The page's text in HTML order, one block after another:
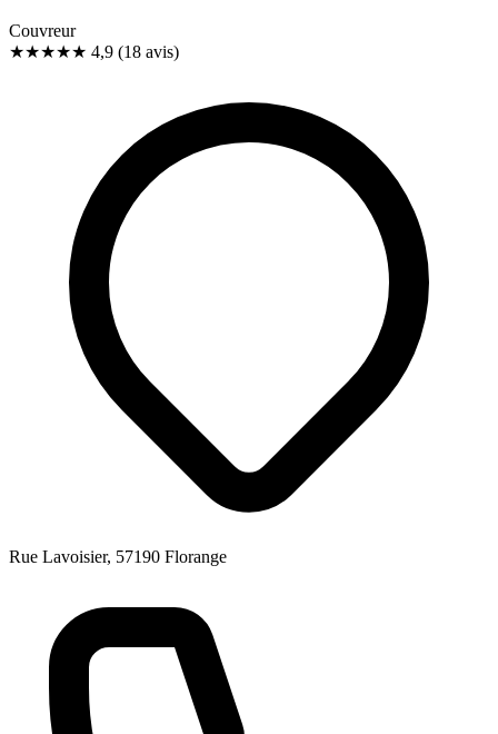
Couvreur
★★★★★ 4,9 (18 avis)
Rue Lavoisier, 57190 Florange